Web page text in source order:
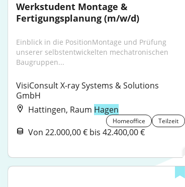
Werkstudent Montage &
Fertigungsplanung (m/w/d)
Einblick in die PositionMontage und Prüfung
unserer selbstentwickelten mechatronischen
Baugruppen...
VisiConsult X-ray Systems & Solutions
GmbH
Hattingen, Raum Hagen
Homeoffice Teilzeit
Von 22.000,00 € bis 42.400,00 €